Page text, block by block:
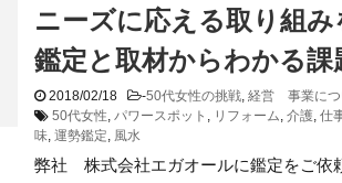
ニーズに応える取り組
鑑定と取材からわかる課
2018/02/18 -50代女性の挑戦, 経営 事業につ
50代女性, パワースポット , リフォーム, 介護, 仕
味, 運勢鑑定, 風水
弊社 株式会社エガオールに鑑定をご依